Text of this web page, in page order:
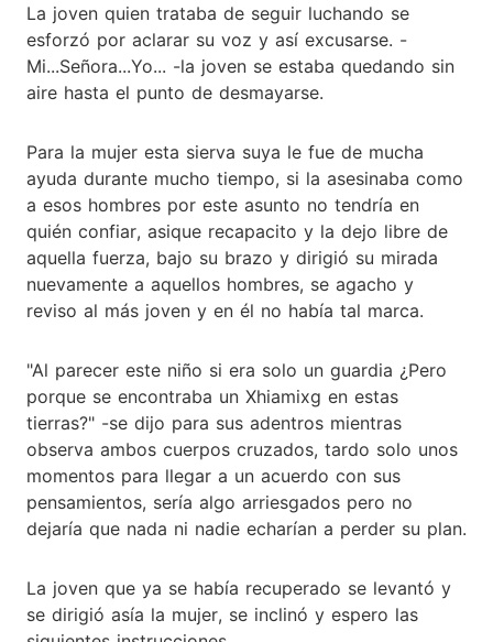
La joven quien trataba de seguir luchando se
esforzó por aclarar su voz y así excusarse. -
Mi...Señora...Yo... -la joven se estaba quedando sin
aire hasta el punto de desmayarse.
Para la mujer esta sierva suya le fue de mucha
ayuda durante mucho tiempo, si la asesinaba como
a esos hombres por este asunto no tendría en
quién confiar, asique recapacito y la dejo libre de
aquella fuerza, bajo su brazo y dirigió su mirada
nuevamente a aquellos hombres, se agacho y
reviso al más joven y en él no había tal marca.
"Al parecer este niño si era solo un guardia ¿Pero
porque se encontraba un Xhiamixg en estas
tierras?" -se dijo para sus adentros mientras
observa ambos cuerpos cruzados, tardo solo unos
momentos para llegar a un acuerdo con sus
pensamientos, sería algo arriesgados pero no
dejaría que nada ni nadie echarían a perder su plan.
La joven que ya se había recuperado se levantó y
se dirigió asía la mujer, se inclinó y espero las